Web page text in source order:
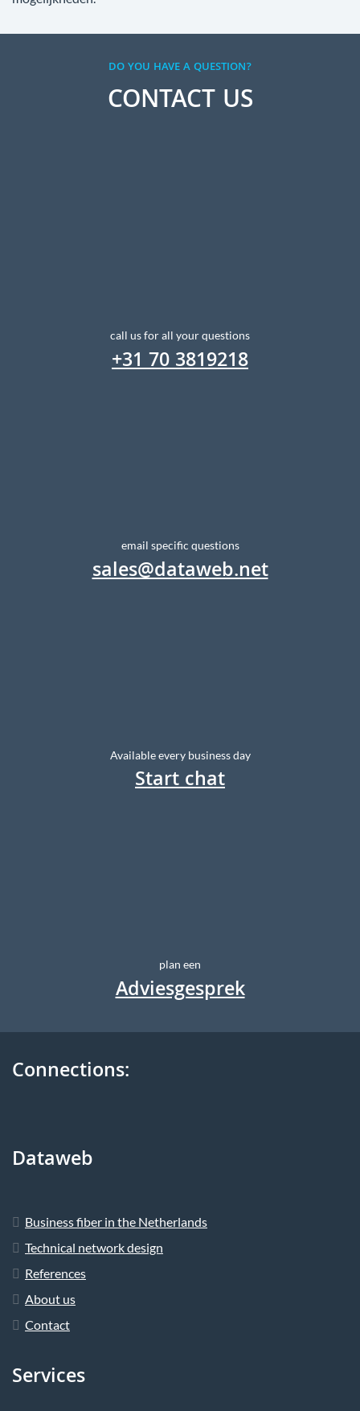
DO YOU HAVE A QUESTION?
CONTACT US
call us for all your questions
+31 70 3819218
email specific questions
sales@dataweb.net
Available every business day
Start chat
plan een
Adviesgesprek
Connections:
Dataweb
Business fiber in the Netherlands
Technical network design
References
About us
Contact
Services